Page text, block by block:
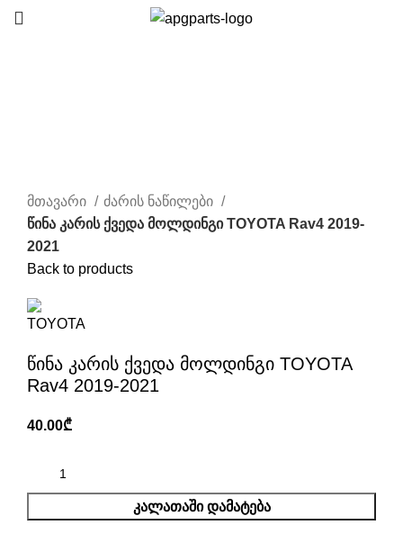
მთავარი
ძარის ნაწილები
წინა კარის ქვედა მოლდინგი TOYOTA Rav4 2019-
2021
Back to products
წინა კარის ქვედა მოლდინგი TOYOTA
Rav4 2019-2021
40.00₾
ᲙᲐᲚᲐᲗᲐᲨᲘ ᲓᲐᲛᲐᲢᲔᲑᲐ